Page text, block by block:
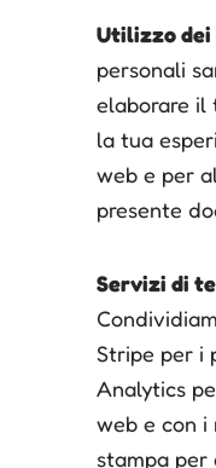
Utilizzo dei
personali
elaborare il
la tua
web e per
presente
Servizi di
Stripe per i
Analytics
web e con
stampa per